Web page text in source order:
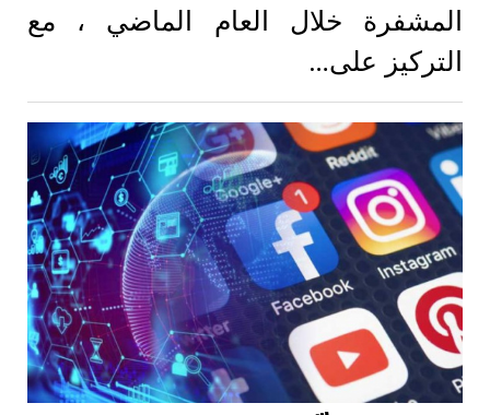
المشفرة خلال العام الماضي ، مع
التركيز على…